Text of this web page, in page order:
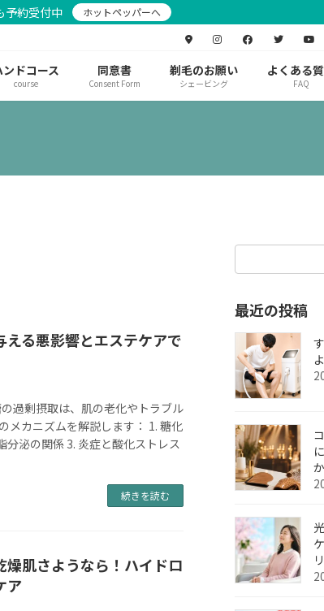
予約受付中
ホットペッパーへ
ンドコース
course
同意書
Consent Form
剃毛のお願い
シェービング
よくある
FAQ
える悪影響とエステケアで
過剰摂取は、肌の老化やトラブル
メカニズムを解説します： 1. 糖化
分泌の関係 3. 炎症と酸化ストレス
続きを読む
燥肌さようなら！ハイドロ
ア
最近の投稿